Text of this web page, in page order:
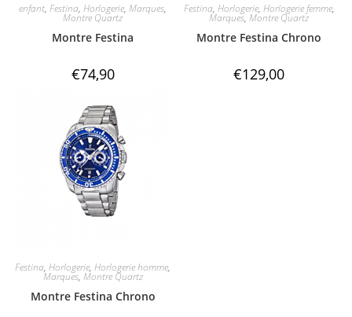
enfant,Festina,Horlogerie,Marques,
Montre Quartz
Montre Festina
€74,90
Festina, Horlogerie, Horlogerie femme,
Marques,Montre Quartz
Montre Festina Chrono
€129,00
Festina,Horlogerie,Horlogerie homme,
Marques, Montre Quartz
Montre Festina Chrono